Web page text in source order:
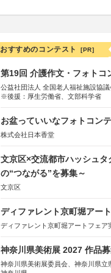
おすすめのコンテスト [PR]
第19回 介護作文・フォトコ
公益社団法人 全国老人福祉施設協議
※後援：厚生労働省、文部科学省
お盆っていいなフォトコン
株式会社日本香堂
文京区×交流都市ハッシュ
の“つながる”を募集～
文京区
ディファレント京町堀アー
ディファレント京町堀アートフェア
神奈川県美術展 2027 作品
神奈川県美術展委員会、神奈川県立